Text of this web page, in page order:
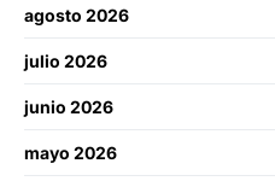
agosto 2026
julio 2026
junio 2026
mayo 2026